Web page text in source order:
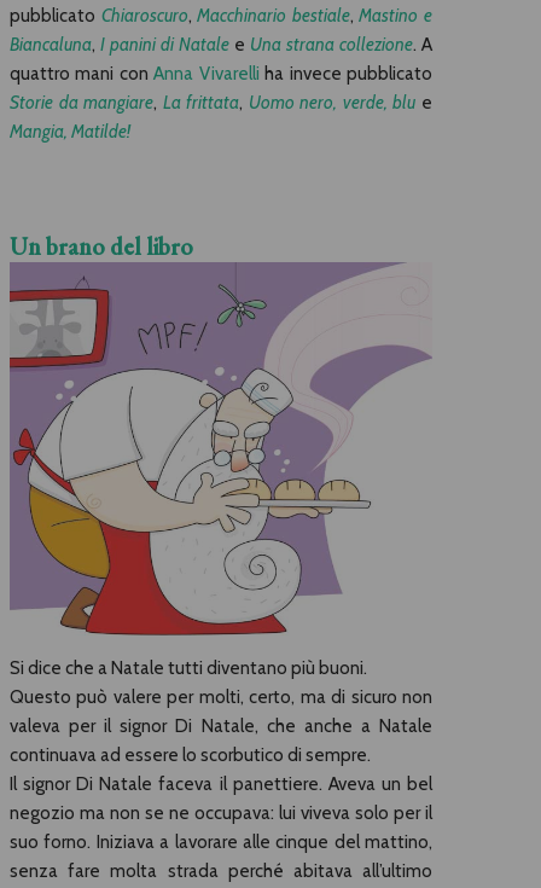
pubblicato Chiaroscuro,Macchinario bestiale,Mastino e
Biancaluna, I panini di Natale e Una strana collezione. A
quattro mani conAnna Vivarelli ha invece pubblicato
Storie da mangiare, La frittata, Uomo nero, verde, blu e
Mangia, Matilde!
Un brano del libro
Si dice che a Natale tutti diventano più buoni.
Questo può valere per molti, certo, ma di sicuro non
valeva per il signor Di Natale, che anche a Natale
continuava ad essere lo scorbutico di sempre.
Il signor Di Natale faceva il panettiere. Aveva un bel
negozio ma non se ne occupava: lui viveva solo per il
suo forno. Iniziava a lavorare alle cinque del mattino,
senza fare molta strada perché abitava all’ultimo